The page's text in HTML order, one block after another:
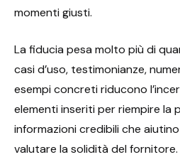
momenti giusti.
La fiducia pesa molto più di
casi d’uso, testimonianze,
esempi concreti riducono
elementi inseriti per riempire la
informazioni credibili che
valutare la solidità del fornitore.